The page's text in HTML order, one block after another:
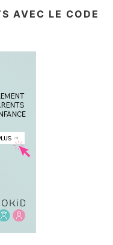
AVEC LE CODE